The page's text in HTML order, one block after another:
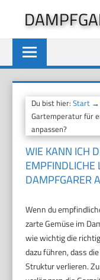
springen
Du bist hier:Start
Gartemperatur für
anpassen?
WIE KANN ICH
EMPFINDLICHE
DAMPFGARER
Wenn du
zarte Gemüse im
wie wichtig die
dazu führen, dass
Struktur verlieren.